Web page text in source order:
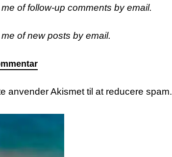
of follow-up comments by email.
of new posts by email.
anvender Akismet til at reducere spam.